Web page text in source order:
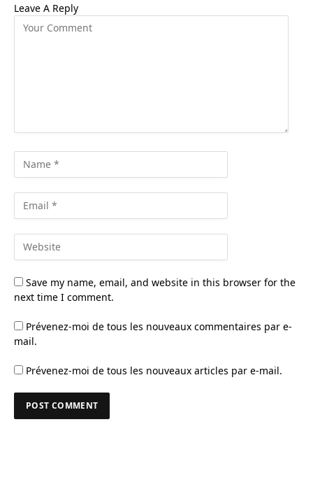
Leave A Reply
Save my name, email, and website in this browser for the
next time I comment.
Prévenez-moi de tous les nouveaux commentaires par e-
mail.
Prévenez-moi de tous les nouveaux articles par e-mail.